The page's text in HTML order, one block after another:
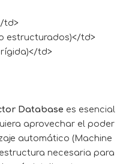
td>
estructurados)</td>
td>
Database es esencial
aprovechar el poder
automático (Machine
necesaria para